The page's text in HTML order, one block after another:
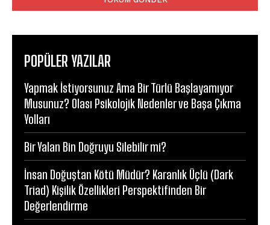
POPÜLER YAZILAR
Yapmak İstiyorsunuz Ama Bir Türlü Başlayamıyor
Musunuz? Olası Psikolojik Nedenler ve Başa Çıkma
Yolları
Bir Yalan Bin Doğruyu Silebilir mi?
İnsan Doğuştan Kötü Müdür? Karanlık Üçlü (Dark
Triad) Kişilik Özellikleri Perspektifinden Bir
Değerlendirme